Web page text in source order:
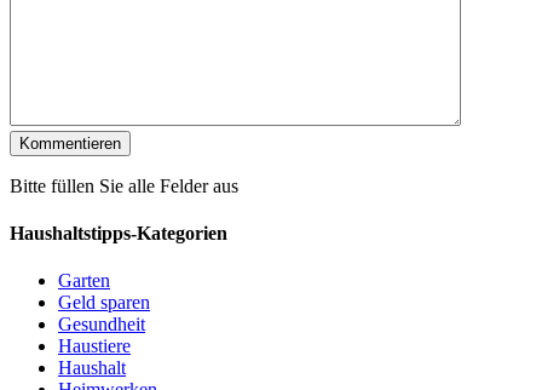
Bitte füllen Sie alle Felder aus
Haushaltstipps-Kategorien
Garten
Geld sparen
Gesundheit
Haustiere
Haushalt